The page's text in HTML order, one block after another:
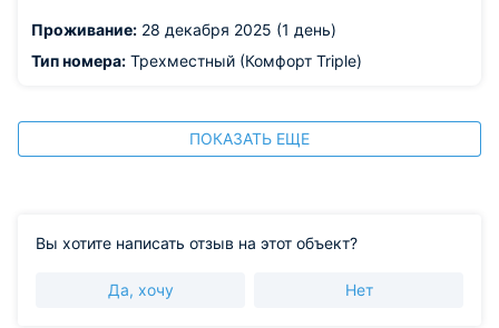
Проживание: 28 декабря 2025 (1 день)
Тип номера: Трехместный (Комфорт Triple)
ПОКАЗАТЬ ЕЩЕ
Вы хотите написать отзыв на этот объект?
Да, хочу Нет